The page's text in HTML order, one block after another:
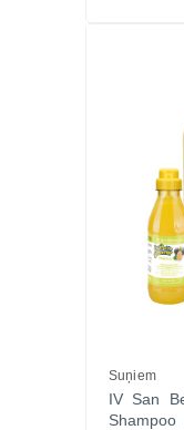
Suņiem
IV San